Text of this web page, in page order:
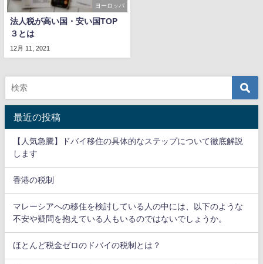
ヨーロッパ
法人税が高い国・安い国TOP
３とは
12月 11, 2021
最近の投稿
【人気急騰】ドバイ移住の具体的なステップについて徹底解説
します
香港の税制
マレーシアへの移住を検討している人の中には、以下のような
不安や疑問を抱えている人もいるのではないでしょうか。
ほとんど税金ゼロのドバイの税制とは？